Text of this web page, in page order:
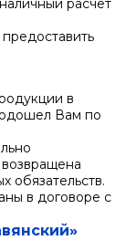
расчет
в
Вам по
обязательств.
в договоре с